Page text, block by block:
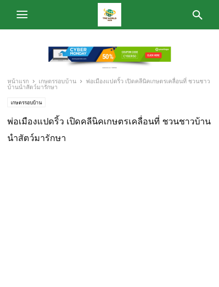
หน้าแรก เกษตรรอบบ้าน
พ่อเมืองแปดริ้ว เปิดคลีนิคเกษตรเคลื่อนที่ ชวนชาว
บ้านนำสัตว์มารักษา
เกษตรรอบบ้าน
พ่อเมืองแปดริ้ว เปิดคลีนิคเกษตรเคลื่อนที่ ชวนชาวบ้าน
นำสัตว์มารักษา